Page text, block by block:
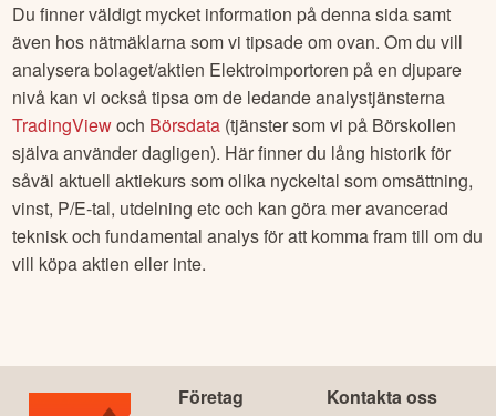
Du finner väldigt mycket information på denna sida samt
även hos nätmäklarna som vi tipsade om ovan. Om du vill
analysera bolaget/aktien Elektroimportoren på en djupare
nivå kan vi också tipsa om de ledande analystjänsterna
TradingViewoch Börsdata (tjänster som vi på Börskollen
själva använder dagligen). Här finner du lång historik för
såväl aktuell aktiekurs som olika nyckeltal som omsättning,
vinst, P/E-tal, utdelning etc och kan göra mer avancerad
teknisk och fundamental analys för att komma fram till om du
vill köpa aktien eller inte.
Företag Kontakta oss